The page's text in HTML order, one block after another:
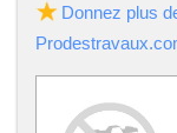
Donnez plus